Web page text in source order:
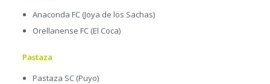
Anaconda FC (Joya de los Sachas)
Orellanense FC (El Coca)
Pastaza
Pastaza SC (Puyo)